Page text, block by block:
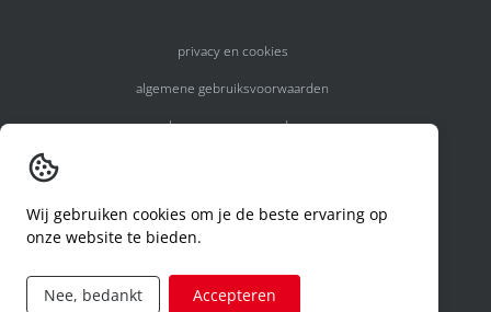
privacy en cookies
algemene gebruiksvoorwaarden
algemene voorwaarden
code of conduct
aanvraag rechten ivm privacy
Wij gebruiken cookies om je de beste ervaring op
onze website te bieden.
Nee, bedankt Accepteren